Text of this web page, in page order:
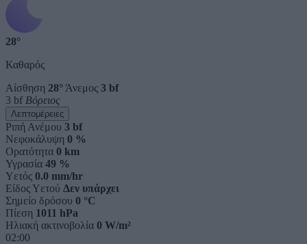
28°
Καθαρός
Αίσθηση 28° Άνεμος 3 bf
3 bf Βόρειος
Λεπτομέρειες
Ριπή Ανέμου 3 bf
Νεφοκάλυψη 0 %
Ορατότητα 0 km
Υγρασία 49 %
Υετός 0.0 mm/hr
Είδος Υετού Δεν υπάρχει
Σημείο δρόσου 0 °C
Πίεση 1011 hPa
Ηλιακή ακτινοβολία 0 W/m²
02:00